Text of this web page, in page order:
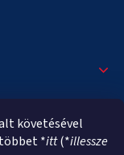
követésével
*itt(*illessze